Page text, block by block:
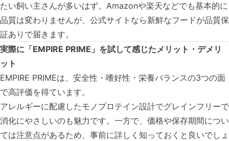
たい飼い主さんが多いはず。Amazonや楽天などでも基本的に
品質は変わりませんが、公式サイトなら新鮮なフードが品質保
証ありで届きます。
実際に「EMPIRE PRIME」を試して感じたメリット・デメリ
ット
EMPIRE PRIMEは、安全性・嗜好性・栄養バランスの3つの面
で高評価を得ています。
アレルギーに配慮したモノプロテイン設計でグレインフリーで
消化にやさしいのも魅力です。一方で、価格や保存期間につい
ては注意点があるため、事前に詳しく知っておくと良いでしょ